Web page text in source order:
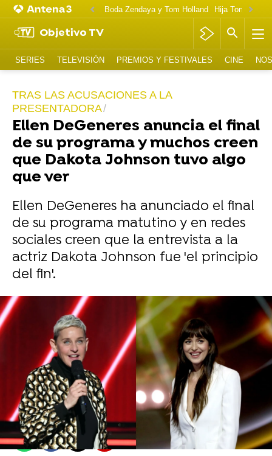
Boda Zendaya y Tom Holland Hija Tom
Objetivo TV
SERIES TELEVISIÓN PREMIOS Y FESTIVALES CINE
TRAS LAS ACUSACIONES A LA
PRESENTADORA
Ellen DeGeneres anuncia el final
de su programa y muchos creen
que Dakota Johnson tuvo algo
que ver
Ellen DeGeneres ha anunciado el final
de su programa matutino y en redes
sociales creen que la entrevista a la
actriz Dakota Johnson fue 'el principio
del fin'.
Objetivo TV
Efe
Publicado: 13 de mayo de 2021, 11:23
WhatsappFacebook
X Flipboard